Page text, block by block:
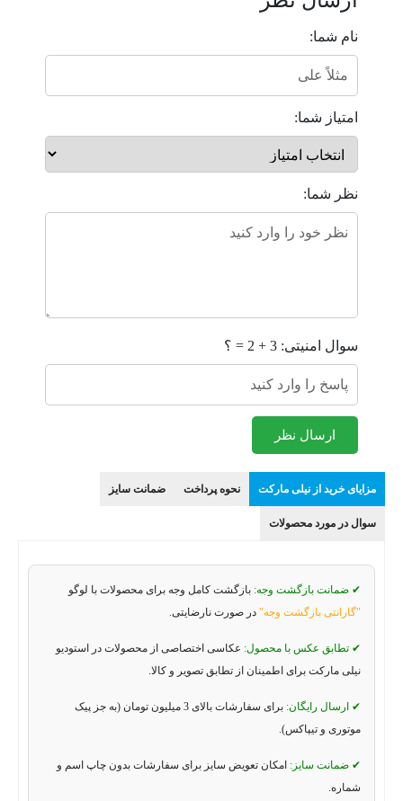
نام شما:
امتیاز شما:
نظر شما:
سوال امنیتی: 3 + 2 = ؟
ارسال نظر
مزایای خرید از نیلی مارکت نحوه پرداخت ضمانت سایز
سوال در مورد محصولات
✔ ضمانت بازگشت وجه: بازگشت کامل وجه برای محصولات با لوگو
"گارانتی بازگشت وجه" در صورت نارضایتی.
✔ تطابق عکس با محصول: عکاسی اختصاصی از محصولات در استودیو
نیلی مارکت برای اطمینان از تطابق تصویر و کالا.
✔ ارسال رایگان:
برای سفارشات بالای 3 میلیون تومان (به جز پیک
موتوری و تیپاکس).
✔ ضمانت سایز: امکان تعویض سایز برای سفارشات بدون چاپ اسم و
شماره.